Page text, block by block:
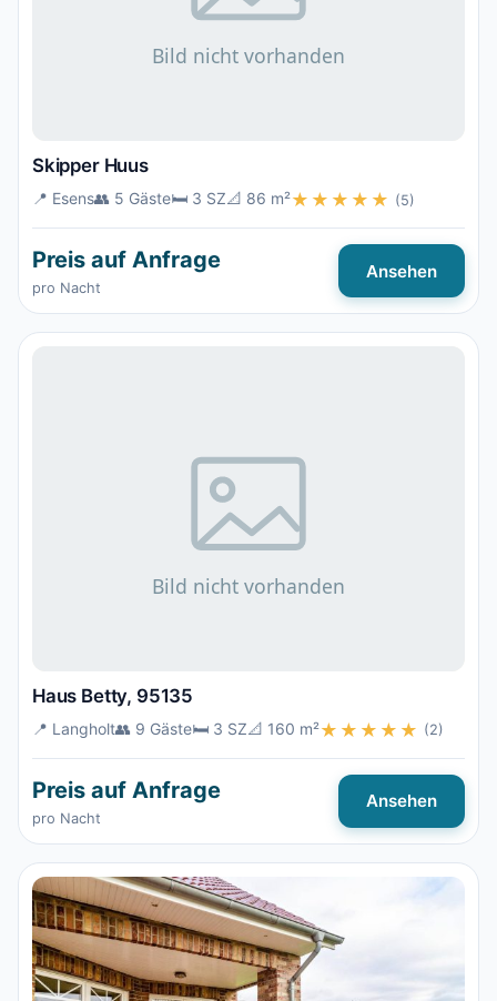
Skipper Huus
📍 Esens👥 5 Gäste🛏️ 3 SZ📐 86 m²★★★★★ (5)
Preis auf Anfrage
pro Nacht
Ansehen
Haus Betty, 95135
📍 Langholt👥 9 Gäste🛏️ 3 SZ📐 160 m²★★★★★ (2)
Preis auf Anfrage
pro Nacht
Ansehen